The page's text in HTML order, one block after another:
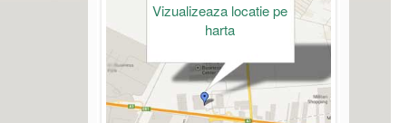
Vizualizeaza locatie pe
harta